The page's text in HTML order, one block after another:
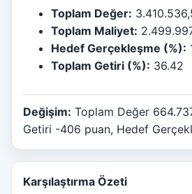
Toplam Değer:
Toplam Maliyet:
Hedef Gerçekleşme (%):
Toplam Getiri (%): 36.42
Değişim: Toplam Değer
Getiri -406 puan, Hedef
Karşılaştırma Özeti